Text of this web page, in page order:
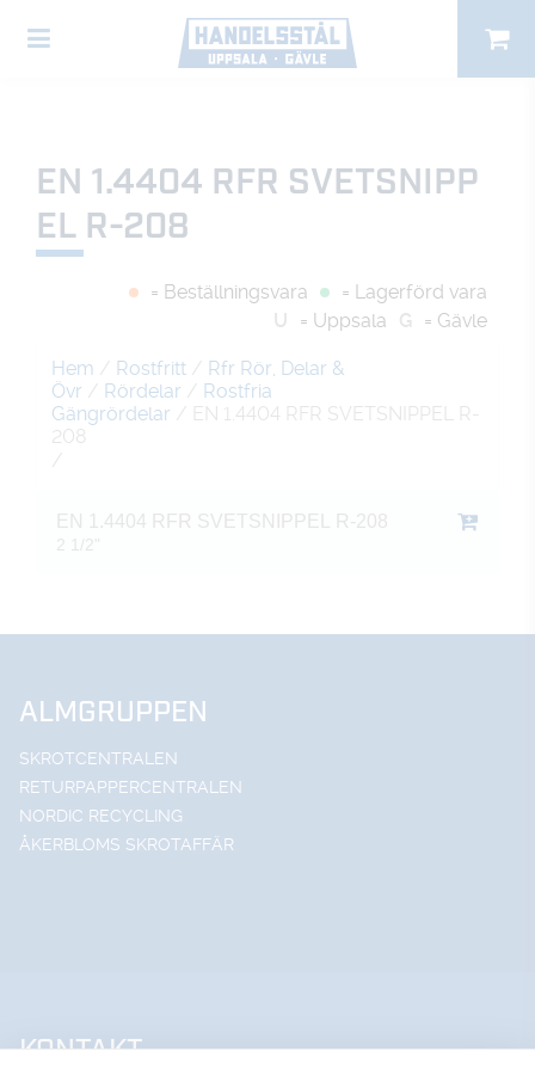
EN 1.4404 RFR SVETSNIPP
EL R-208
= Beställningsvara
= Lagerförd vara
U
= Uppsala G = Gävle
Hem / Rostfritt / Rfr Rör, Delar &
Övr / Rördelar / Rostfria
Gängrördelar / EN 1.4404 RFR SVETSNIPPEL R-
208
/
EN 1.4404 RFR SVETSNIPPEL R-208
ALMGRUPPEN
SKROTCENTRALEN
RETURPAPPERCENTRALEN
NORDIC RECYCLING
ÅKERBLOMS SKROTAFFÄR
KONTAKT